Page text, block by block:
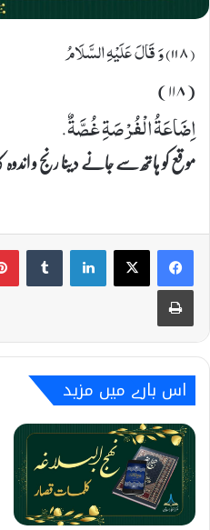
(۱۱٨) وَ قَالَ عَلَیْهِ السَّلَامُ
(۱۱۸)
اِضَاعَةُ الْفُرْصَةِ غُصَّةٌ.
موقع کو ہاتھ سے جانے دینا رنج و
اس بارے میں مزید